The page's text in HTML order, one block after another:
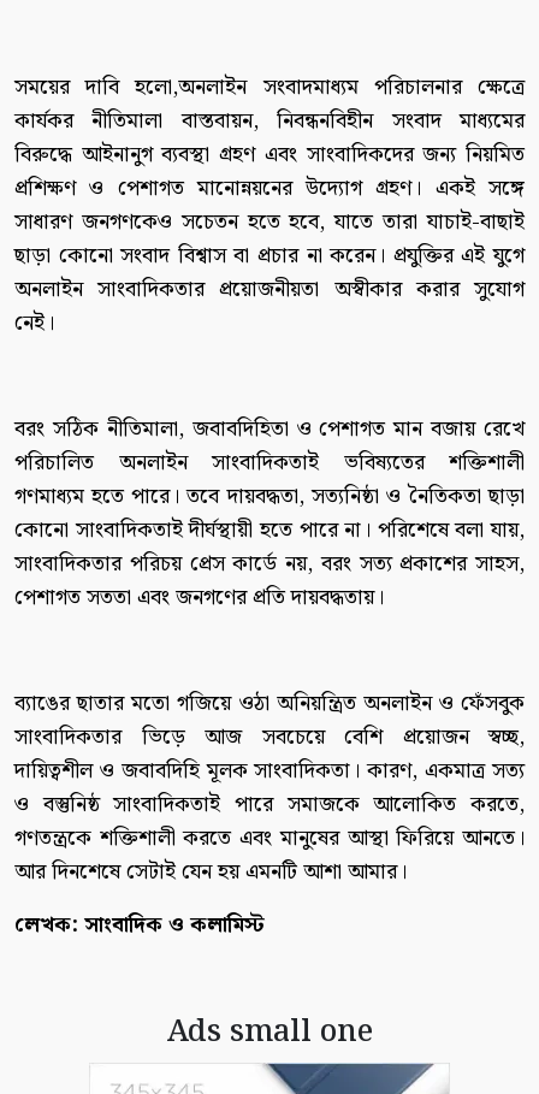
সময়ের দাবি হলো,অনলাইন সংবাদমাধ্যম পরিচালনার ক্ষেত্রে
কার্যকর নীতিমালা বাস্তবায়ন, নিবন্ধনবিহীন সংবাদ মাধ্যমের
বিরুদ্ধে আইনানুগ ব্যবস্থা গ্রহণ এবং সাংবাদিকদের জন্য নিয়মিত
প্রশিক্ষণ ও পেশাগত মানোন্নয়নের উদ্যোগ গ্রহণ। একই সঙ্গে
সাধারণ জনগণকেও সচেতন হতে হবে, যাতে তারা যাচাই-বাছাই
ছাড়া কোনো সংবাদ বিশ্বাস বা প্রচার না করেন। প্রযুক্তির এই যুগে
অনলাইন সাংবাদিকতার প্রয়োজনীয়তা অস্বীকার করার সুযোগ
নেই।
বরং সঠিক নীতিমালা, জবাবদিহিতা ও পেশাগত মান বজায় রেখে
পরিচালিত অনলাইন সাংবাদিকতাই ভবিষ্যতের শক্তিশালী
গণমাধ্যম হতে পারে। তবে দায়বদ্ধতা, সত্যনিষ্ঠা ও নৈতিকতা ছাড়া
কোনো সাংবাদিকতাই দীর্ঘস্থায়ী হতে পারে না। পরিশেষে বলা যায়,
সাংবাদিকতার পরিচয় প্রেস কার্ডে নয়, বরং সত্য প্রকাশের সাহস,
পেশাগত সততা এবং জনগণের প্রতি দায়বদ্ধতায়।
ব্যাঙের ছাতার মতো গজিয়ে ওঠা অনিয়ন্ত্রিত অনলাইন ও ফেঁসবুক
সাংবাদিকতার ভিড়ে আজ সবচেয়ে বেশি প্রয়োজন স্বচ্ছ,
দায়িত্বশীল ও জবাবদিহি মূলক সাংবাদিকতা। কারণ, একমাত্র সত্য
ও বস্তুনিষ্ঠ সাংবাদিকতাই পারে সমাজকে আলোকিত করতে,
গণতন্ত্রকে শক্তিশালী করতে এবং মানুষের আস্থা ফিরিয়ে আনতে।
আর দিনশেষে সেটাই যেন হয় এমনটি আশা আমার।
লেখক: সাংবাদিক ও কলামিস্ট
Ads small one